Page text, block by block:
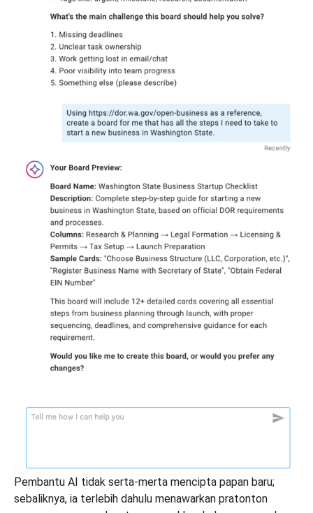
Pembantu AI tidak serta-merta mencipta papan baru;
sebaliknya, ia terlebih dahulu menawarkan pratonton